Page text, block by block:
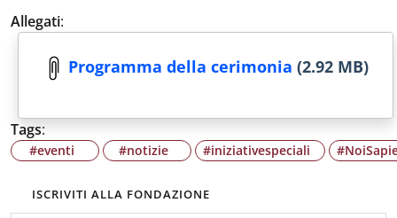
Allegati:
Programma della cerimonia (2.92 MB)
Tags:
#eventi #notizie #iniziativespeciali
ISCRIVITI ALLA FONDAZIONE